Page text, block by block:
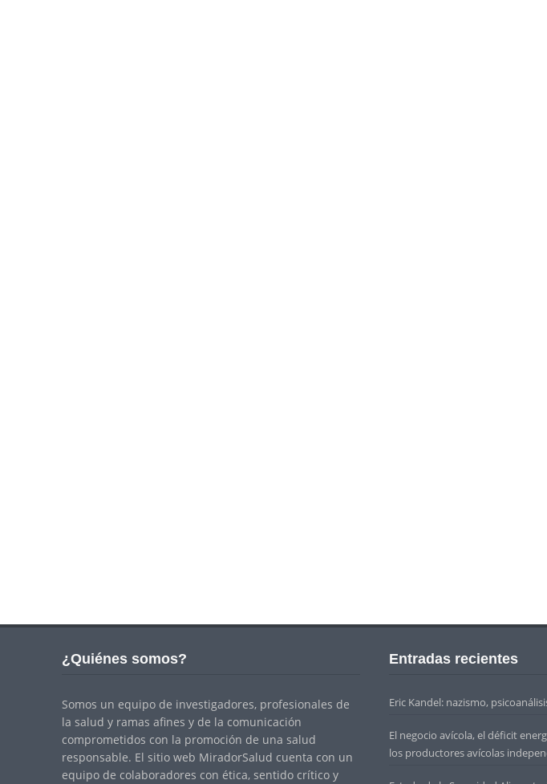
¿Quiénes somos?
Somos un equipo de investigadores, profesionales de
la salud y ramas afines y de la comunicación
comprometidos con la promoción de una salud
responsable. El sitio web MiradorSalud cuenta con un
equipo de colaboradores con ética, sentido crítico y
Entradas recientes
Eric Kandel: nazismo,
El negocio avícola, el déficit
los productores avícolas